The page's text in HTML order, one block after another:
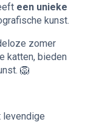
een unieke
kunst.
zomer
katten, bieden
🦁
levendige